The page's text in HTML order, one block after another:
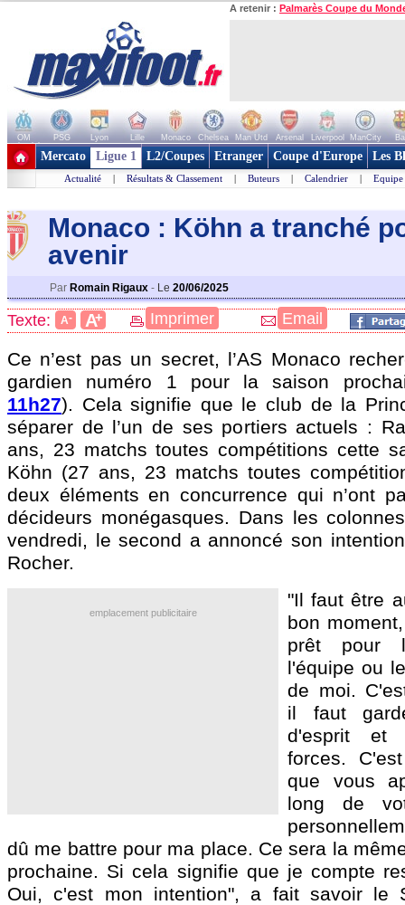
A retenir : Palmarès Coupe du
OM PSG Lyon Lille Monaco Chelsea Man Utd Arsenal Liverpool ManCity
+ de clubs
Mercato Ligue 1 L2/Coupes Etranger Coupe d'Europe Les
Actualité | Résultats & Classement | Buteurs | Calendrier | Equipe
Monaco : Köhn a tranché
avenir
Par Romain Rigaux - Le 20/06/2025
Texte: A- A+ Imprimer Email
Ce n’est pas un secret, l’AS Monaco
gardien numéro 1 pour la saison
11h27). Cela signifie que le club de la
séparer de l’un de ses portiers actuels :
ans, 23 matchs toutes compétitions cette
Köhn (27 ans, 23 matchs toutes
deux éléments en concurrence qui n’ont
décideurs monégasques. Dans les
vendredi, le second a annoncé son
Rocher.
emplacement publicitaire
"Il faut être
bon
prêt pour
l'équipe ou
de moi.
il faut
d'esprit et
forces.
que vous
long de
dû me battre pour ma place. Ce sera la
prochaine. Si cela signifie que je compte
Oui, c'est mon intention", a fait savoir le